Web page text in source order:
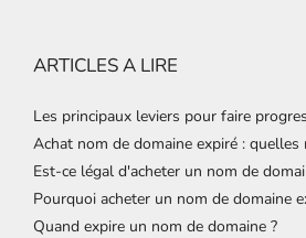
ARTICLES A LIRE
Les principaux leviers pour faire
Achat nom de domaine expiré : quelles
Est-ce légal d'acheter un nom de
Pourquoi acheter un nom de domaine
Quand expire un nom de domaine ?